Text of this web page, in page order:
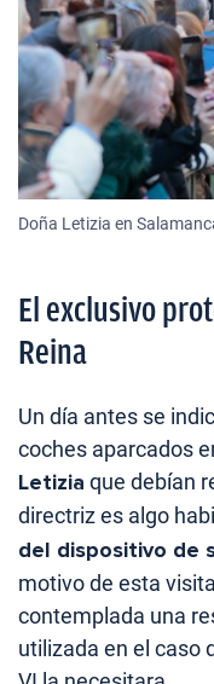
Doña Letizia en
El exclusivo
Reina
Un día antes se
coches aparcados
Letizia que debían
directriz es algo
del dispositivo de
motivo de esta
contemplada una
utilizada en el caso